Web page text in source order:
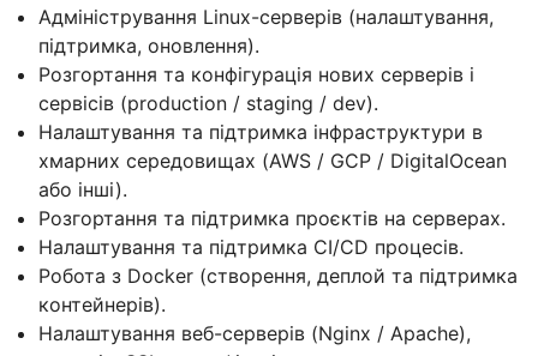
Адміністрування Linux-серверів (налаштування,
підтримка, оновлення).
Розгортання та конфігурація нових серверів і
сервісів (production / staging / dev).
Налаштування та підтримка інфраструктури в
хмарних середовищах (AWS / GCP / DigitalOcean
або інші).
Розгортання та підтримка проєктів на серверах.
Налаштування та підтримка CI/CD процесів.
Робота з Docker (створення, деплой та підтримка
контейнерів).
Налаштування веб-серверів (Nginx / Apache),